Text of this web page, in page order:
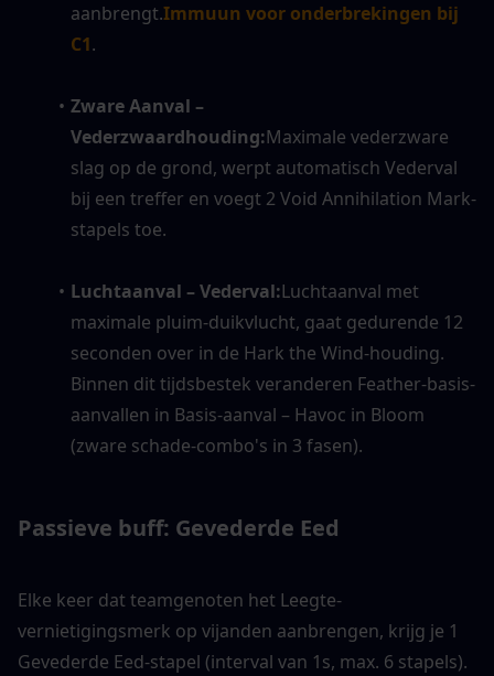
aanbrengt.Immuun voor onderbrekingen bij
C1.
Zware Aanval –
Vederzwaardhouding:Maximale vederzware
slag op de grond, werpt automatisch Vederval
bij een treffer en voegt 2 Void Annihilation Mark-
stapels toe.
Luchtaanval – Vederval:Luchtaanval met
maximale pluim-duikvlucht, gaat gedurende 12
seconden over in de Hark the Wind-houding.
Binnen dit tijdsbestek veranderen Feather-basis-
aanvallen in Basis-aanval – Havoc in Bloom
(zware schade-combo's in 3 fasen).
Passieve buff: Gevederde Eed
Elke keer dat teamgenoten het Leegte-
vernietigingsmerk op vijanden aanbrengen, krijg je 1
Gevederde Eed-stapel (interval van 1s, max. 6 stapels).